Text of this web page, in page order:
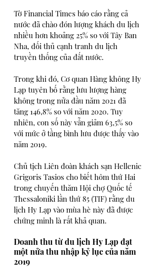
Tờ Financial Times báo cáo rằng cả
nước đã chào đón lượng khách du lịch
nhiều hơn khoảng 25% so với Tây Ban
Nha, đối thủ cạnh tranh du lịch
truyền thống của đất nước.
Trong khi đó, Cơ quan Hàng không Hy
Lạp tuyên bố rằng lưu lượng hàng
không trong nửa đầu năm 2021 đã
tăng 146,8% so với năm 2020. Tuy
nhiên, con số này vẫn giảm 63,5% so
với mức ở tầng bình lưu được thấy vào
năm 2019.
Chủ tịch Liên đoàn khách sạn Hellenic
Grigoris Tasios cho biết hôm thứ Hai
trong chuyến thăm Hội chợ Quốc tế
Thessaloniki lần thứ 85 (TIF) rằng du
lịch Hy Lạp vào mùa hè này đã được
chứng minh là rất khả quan.
Doanh thu từ du lịch Hy Lạp đạt
một nửa thu nhập kỷ lục của năm
2019